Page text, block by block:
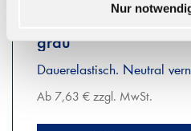
Nur
594.2 N Silikon
grau
Dauerelastisch. Neutral
Ab 7,63 € zzgl. MwSt.